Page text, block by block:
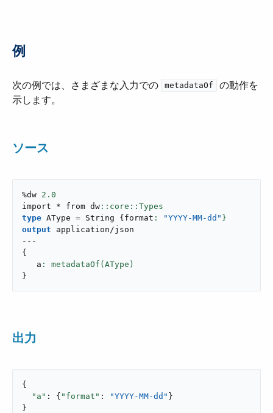
例
次の例では、さまざまな入力での ​ metadataOf
​ の動作を
示します。
ソース
%dw 2.0
import * from dw
type AType = String { format : "YYYY-MM-dd" }
output
application/json
---
{
   a
}
出力
{
"a" : { "format" : "YYYY-MM-dd" }
}